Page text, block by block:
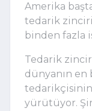
Amerika
tedarik zinciri
binden fazla
Tedarik
dünyanın
tedarikçisinin
yürütüyor.